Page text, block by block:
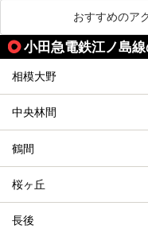
おすすめのア
小田急電鉄江ノ島
相模大野
中央林間
鶴間
桜ヶ丘
長後